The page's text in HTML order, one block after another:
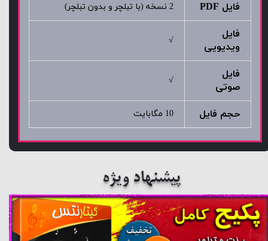
فایل PDF 2 نسخه (با تبلچر و بدون تبلچر)
فایل
ویدیویی
√
فایل
صوتی
√
حجم فایل 10 مگابایت
پیشنهاد ویژه